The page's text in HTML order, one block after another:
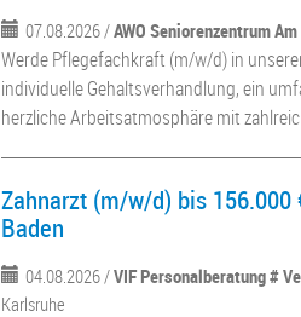
07.08.2026 /AWO Seniorenzentrum
Werde Pflegefachkraft (m/w/d) in
individuelle Gehaltsverhandlung, ein
herzliche Arbeitsatmosphäre mit
Zahnarzt (m/w/d) bis
Baden
04.08.2026 /VIF Personalberatung #
Karlsruhe